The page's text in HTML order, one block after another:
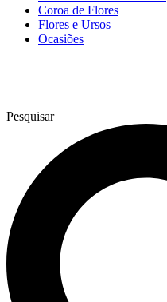
Coroa de Flores
Flores e Ursos
Ocasiões
Pesquisar